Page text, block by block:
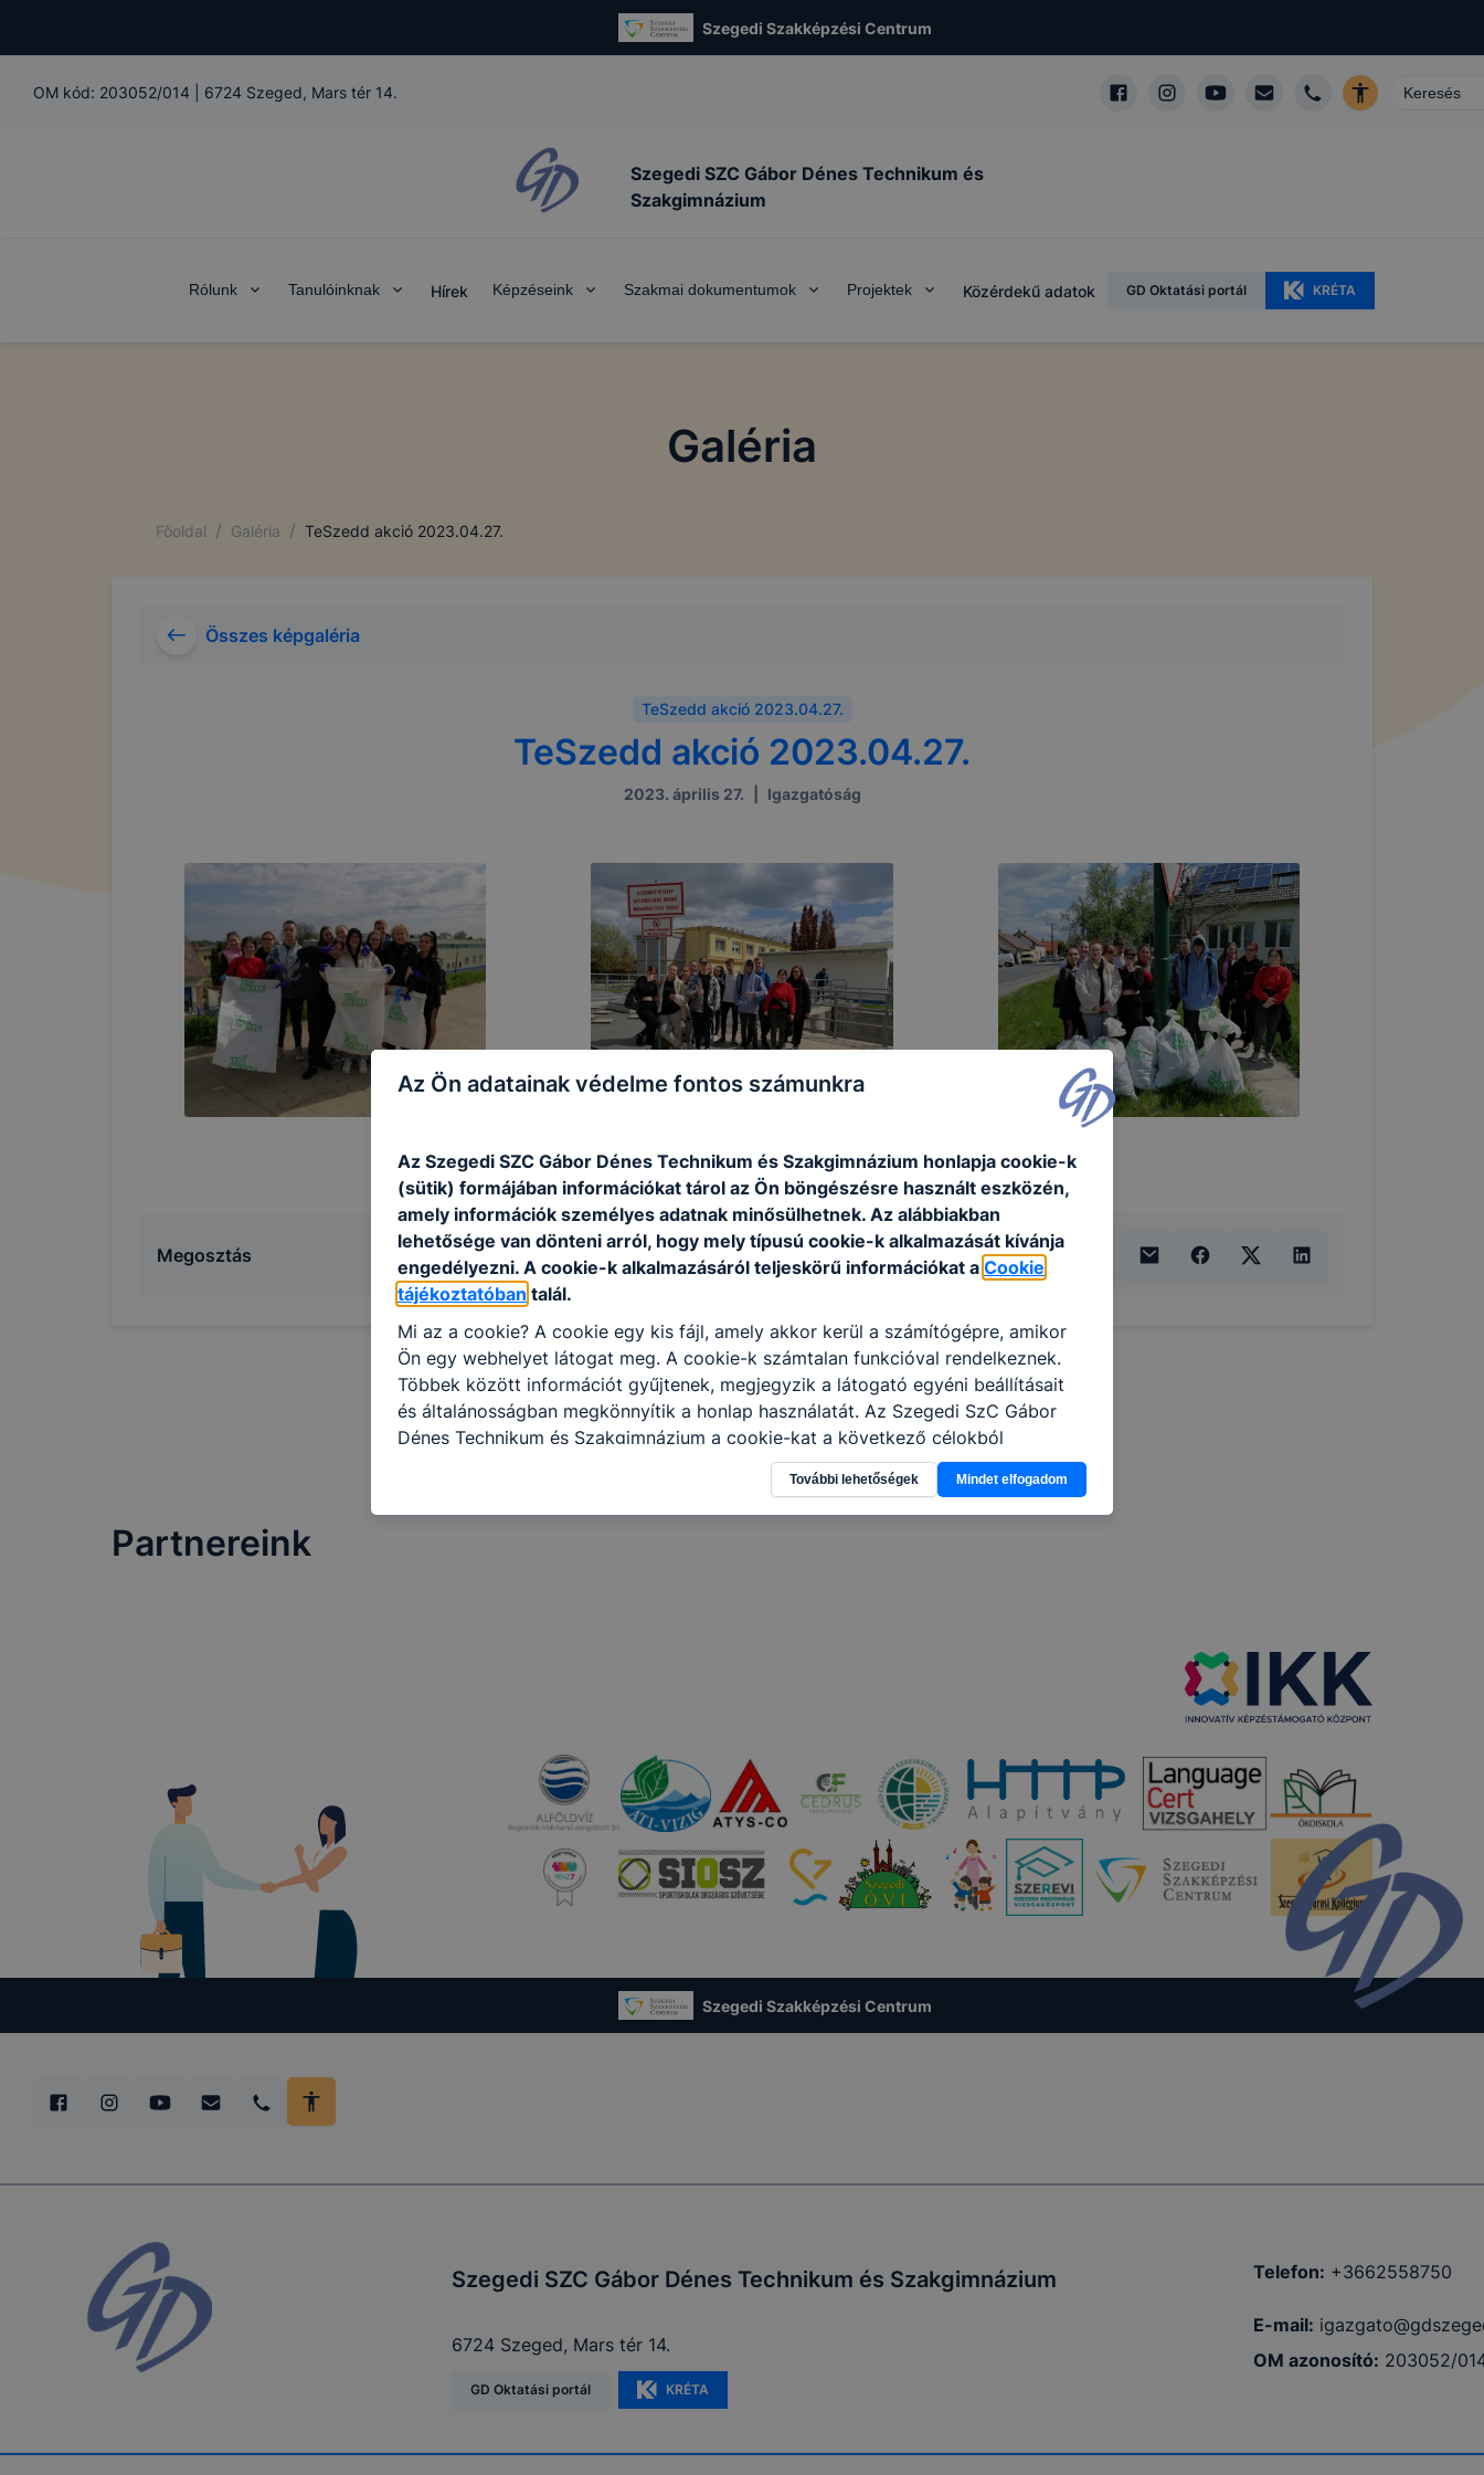
Szegedi Szakképzési Centrum
OM kód: 203052/014 6724 Szeged, Mars tér 14.
Szegedi SZC Gábor Dénes Technikum és
Szakgimnázium
Rólunk Tanulóinknak Hírek Képzéseink Szakmai dokumentumok Projektek Közérdekű adatok GD Oktatási portál KRÉTA
Galéria
Főoldal / Galéria / TeSzedd akció 2023.04.27.
Összes képgaléria
TeSzedd akció 2023.04.27.
TeSzedd akció 2023.04.27.
2023. április 27. Igazgatóság
Megosztás
Partnereink
Szegedi Szakképzési Centrum
Szegedi SZC Gábor Dénes Technikum és Szakgimnázium
6724 Szeged, Mars tér 14.
GD Oktatási portál KRÉTA
Telefon: +3662558750
E-mail:
OM azonosító: 203052/
Az Ön adatainak védelme fontos számunkra
Az Szegedi SZC Gábor Dénes Technikum és Szakgimnázium honlapja cookie-k
(sütik) formájában információkat tárol az Ön böngészésre használt eszközén,
amely információk személyes adatnak minősülhetnek. Az alábbiakban
lehetősége van dönteni arról, hogy mely típusú cookie-k alkalmazását kívánja
engedélyezni. A cookie-k alkalmazásáról teljeskörű információkat a Cookie
tájékoztatóban talál.
Mi az a cookie? A cookie egy kis fájl, amely akkor kerül a számítógépre, amikor
Ön egy webhelyet látogat meg. A cookie-k számtalan funkcióval rendelkeznek.
Többek között információt gyűjtenek, megjegyzik a látogató egyéni beállításait
és általánosságban megkönnyítik a honlap használatát. Az Szegedi SzC Gábor
Dénes Technikum és Szakgimnázium a cookie-kat a következő célokból
használja: információ gyűjtése azzal kapcsolatban, hogyan használja Ön a
honlapot -annak felmérésével, hogy a honlap melyik részeit látogatja, vagy
használja leginkább, így megtudhatjuk, hogyan biztosítsunk Önnek még jobb
teljes körű használatára, vagy a honlap a tervezettől eltérően fog működni
További lehetőségek Mindet elfogadom